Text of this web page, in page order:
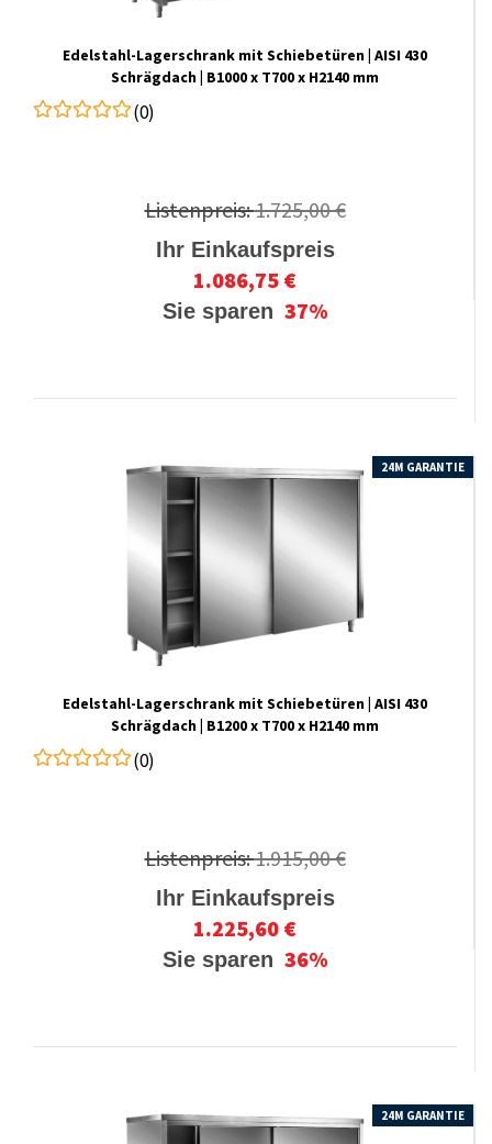
Edelstahl-​Lagerschrank mit Schiebetüren | AISI 430
Schrägdach | B1000 x T700 x H2140 mm
(0)
Listenpreis:1.725,00 €
Ihr Einkaufspreis
1.086,75 €
Sie sparen 37%
24M GARANTIE
Edelstahl-​​​Lagerschrank mit Schiebetüren | AISI 430
Schrägdach | B1200 x T700 x H2140 mm
(0)
Listenpreis:1.915,00 €
Ihr Einkaufspreis
1.225,60 €
Sie sparen 36%
24M GARANTIE